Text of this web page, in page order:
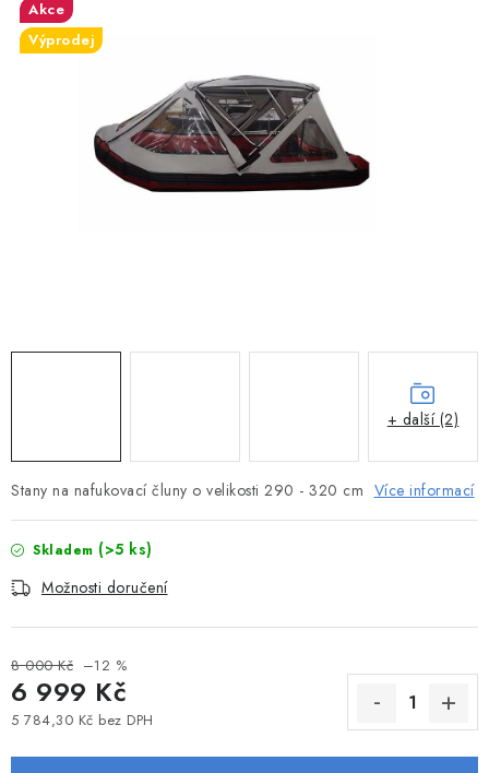
NAFUKOVACÍ ČLUNY
MOTOROVÉ ČLUNY
LODNÍ ELEKTROMOTORY
VODNÍ SKŮTRY
KATAMARÁNY - PONTON BOAT
PŘÍSLUŠENSTVÍ K ČLUNŮM
PŘÍSLUŠENSTVÍ K MOTORŮM
Stany na nafukovací čluny o velikosti 290 - 320 cm Více informací
Skladem (>5 ks)
Možnosti doručení
8 000 Kč –12 %
6 999 Kč
5 784,30 Kč bez DPH
Akce
Výprodej
+ další (2)